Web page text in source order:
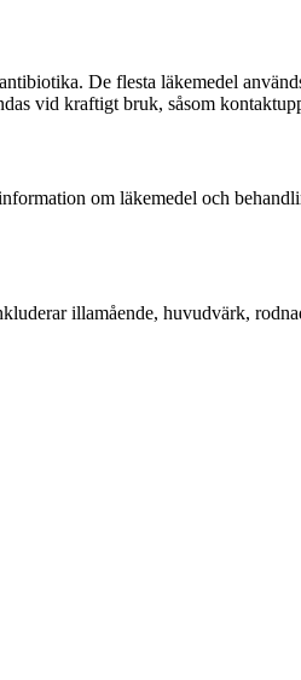
De flesta läkemedel
vid kraftigt bruk, såsom
om läkemedel och
illamående, huvudvärk,